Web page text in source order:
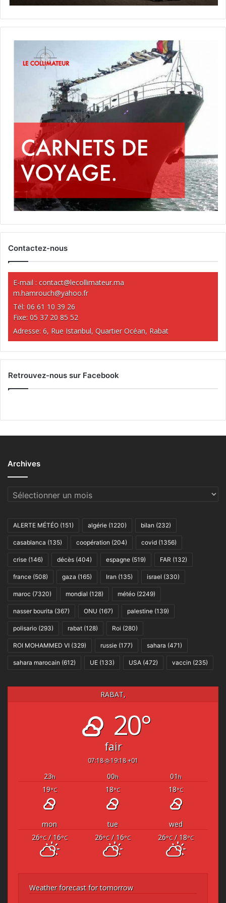
Contactez-nous
E-mail : contact@lecollimateur.ma
m.hamrouch@yahoo.fr
Tél: 06 61 10 39 26
Fixe: 05 37 20 85 52
Adresse: 6, Rue Istanbul, Quartier Océan, Rabat
Retrouvez-nous sur Facebook
Archives
Archives
ALERTE MÉTÉO (151) algérie (1220) bilan (232)
casablanca (135) coopération (204) covid (1356)
crise (146) décès (404) espagne (519) FAR (132)
france (508) gaza (165) Iran (135) israel (330)
maroc (7320) mondial (128) météo (2249)
nasser bourita (367) ONU (167) palestine (139)
polisario (293) rabat (128) Roi (280)
ROI MOHAMMED VI (329) russie (177) sahara (471)
sahara marocain (612) UE (133) USA (472) vaccin (235)
RABAT,
20°
fair
07:18 19:18 +01
23h 00h 01 h
19°C 18°C 18°C
mon tue
wed
26°C/ 16°C 26°C/ 16°C 26°C/ 18°C
Weather forecast for tomorrow